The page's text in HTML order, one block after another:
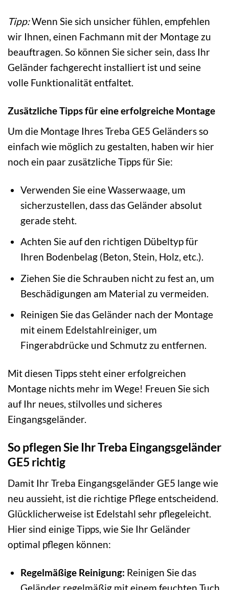
Tipp:Wenn Sie sich unsicher fühlen, empfehlen
wir Ihnen, einen Fachmann mit der Montage zu
beauftragen. So können Sie sicher sein, dass Ihr
Geländer fachgerecht installiert ist und seine
volle Funktionalität entfaltet.
Zusätzliche Tipps für eine erfolgreiche Montage
Um die Montage Ihres Treba GE5 Geländers so
einfach wie möglich zu gestalten, haben wir hier
noch ein paar zusätzliche Tipps für Sie:
Verwenden Sie eine Wasserwaage, um
sicherzustellen, dass das Geländer absolut
gerade steht.
Achten Sie auf den richtigen Dübeltyp für
Ihren Bodenbelag (Beton, Stein, Holz, etc.).
Ziehen Sie die Schrauben nicht zu fest an, um
Beschädigungen am Material zu vermeiden.
Reinigen Sie das Geländer nach der Montage
mit einem Edelstahlreiniger, um
Fingerabdrücke und Schmutz zu entfernen.
Mit diesen Tipps steht einer erfolgreichen
Montage nichts mehr im Wege! Freuen Sie sich
auf Ihr neues, stilvolles und sicheres
Eingangsgeländer.
So pflegen Sie Ihr Treba Eingangsgeländer
GE5 richtig
Damit Ihr Treba Eingangsgeländer GE5 lange wie
neu aussieht, ist die richtige Pflege entscheidend.
Glücklicherweise ist Edelstahl sehr pflegeleicht.
Hier sind einige Tipps, wie Sie Ihr Geländer
optimal pflegen können:
Regelmäßige Reinigung: Reinigen Sie das
Geländer regelmäßig mit einem feuchten Tuch